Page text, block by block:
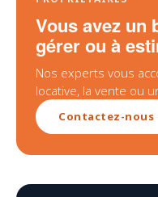
Vous avez un
gérer ou à
Nos experts vous
locative, la vente ou
Contactez-nous